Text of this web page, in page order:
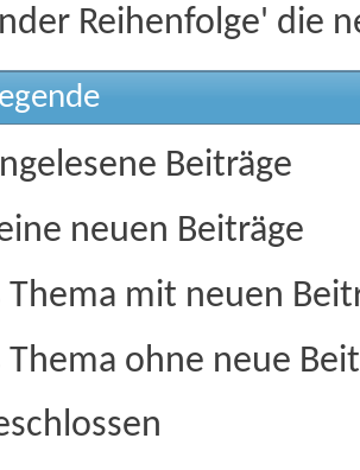
Reihenfolge' die
Beiträge
neuen Beiträge
Thema mit neuen
Thema ohne neue